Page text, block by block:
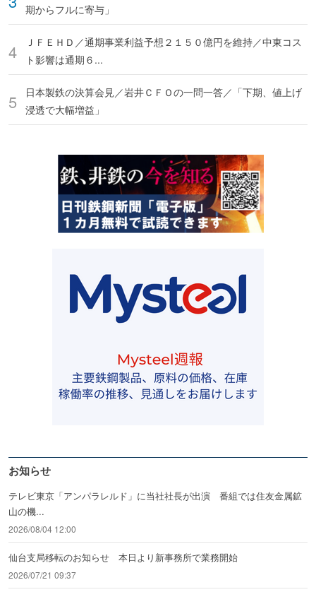
期からフルに寄与」
ＪＦＥＨＤ／通期事業利益予想２１５０億円を維持／中東コス
ト影響は通期６...
日本製鉄の決算会見／岩井ＣＦＯの一問一答／「下期、値上げ
浸透で大幅増益」
お知らせ
テレビ東京「アンパラレルド」に当社社長が出演 番組では住友金属鉱
山の機...
2026/08/04 12:00
仙台支局移転のお知らせ 本日より新事務所で業務開始
2026/07/21 09:37